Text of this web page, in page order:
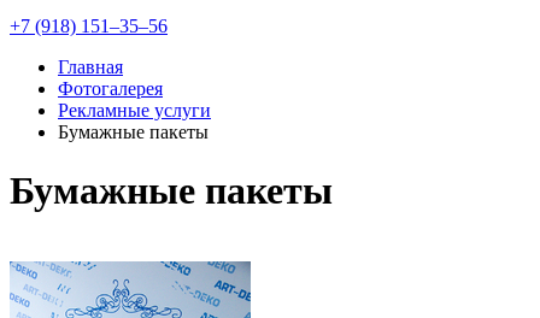
+7 (918) 151–35–56
Главная
Фотогалерея
Рекламные услуги
Бумажные пакеты
Бумажные пакеты